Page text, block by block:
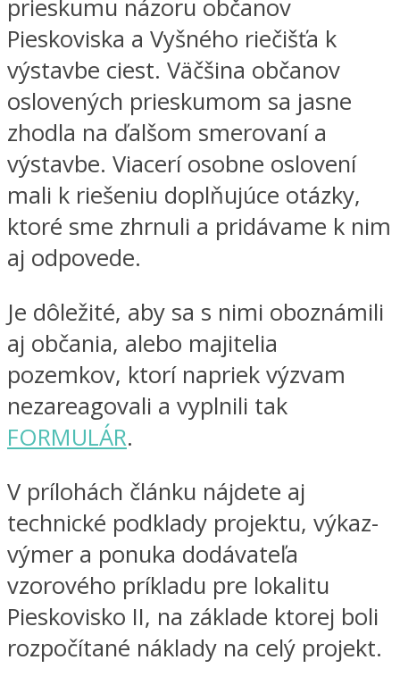
prieskumu názoru občanov
Pieskoviska a Vyšného riečišťa k
výstavbe ciest. Väčšina občanov
oslovených prieskumom sa jasne
zhodla na ďalšom smerovaní a
výstavbe. Viacerí osobne oslovení
mali k riešeniu doplňujúce otázky,
ktoré sme zhrnuli a pridávame k nim
aj odpovede.
Je dôležité, aby sa s nimi oboznámili
aj občania, alebo majitelia
pozemkov, ktorí napriek výzvam
nezareagovali a vyplnili tak
FORMULÁR.
V prílohách článku nájdete aj
technické podklady projektu, výkaz-
výmer a ponuka dodávateľa
vzorového príkladu pre lokalitu
Pieskovisko II, na základe ktorej boli
rozpočítané náklady na celý projekt.